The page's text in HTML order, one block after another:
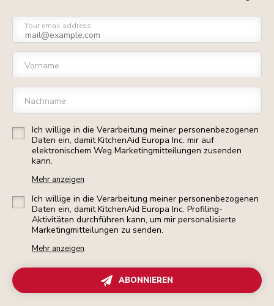
Your email address
Vorname
Nachname
Ich willige in die Verarbeitung meiner personenbezogenen
Daten ein, damit KitchenAid Europa Inc. mir auf
elektronischem Weg Marketingmitteilungen zusenden
kann.
Mehr anzeigen
Ich willige in die Verarbeitung meiner personenbezogenen
Daten ein, damit KitchenAid Europa Inc. Profiling-
Aktivitäten durchführen kann, um mir personalisierte
Marketingmitteilungen zu senden.
Mehr anzeigen
ABONNIEREN